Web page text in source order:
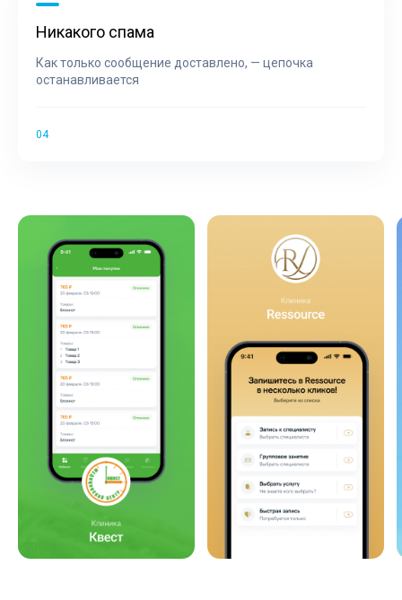
Никакого спама
Как только сообщение доставлено, — цепочка
останавливается